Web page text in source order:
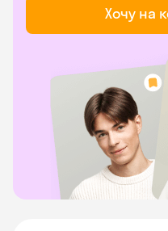
Хочу на